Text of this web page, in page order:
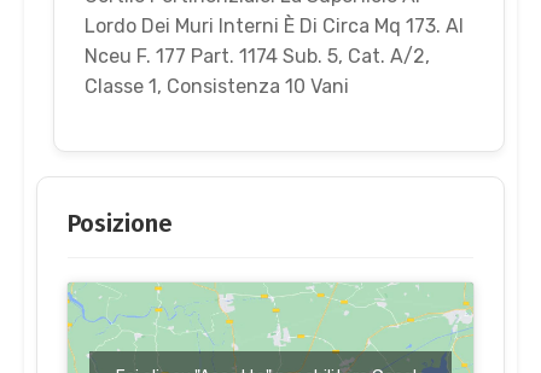
Lordo Dei Muri Interni È Di Circa Mq 173. Al
Nceu F. 177 Part. 1174 Sub. 5, Cat. A/2,
Classe 1, Consistenza 10 Vani
Posizione